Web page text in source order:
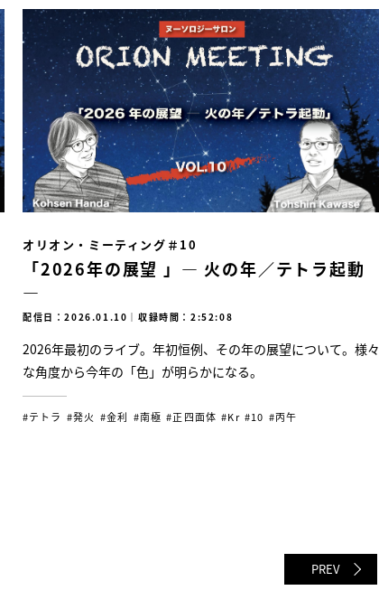
オリオン・ミーティング＃10
「2026年の展望 」― 火の年／テトラ起動
―
配信日：2026.01.10 ｜収録時間：2:52:08
2026年最初のライブ。年初恒例、その年の展望について。様々
な角度から今年の「色」が明らかになる。
#テトラ #発火 #金利 #南極 #正四面体 #Kr #10 #丙午
PREV